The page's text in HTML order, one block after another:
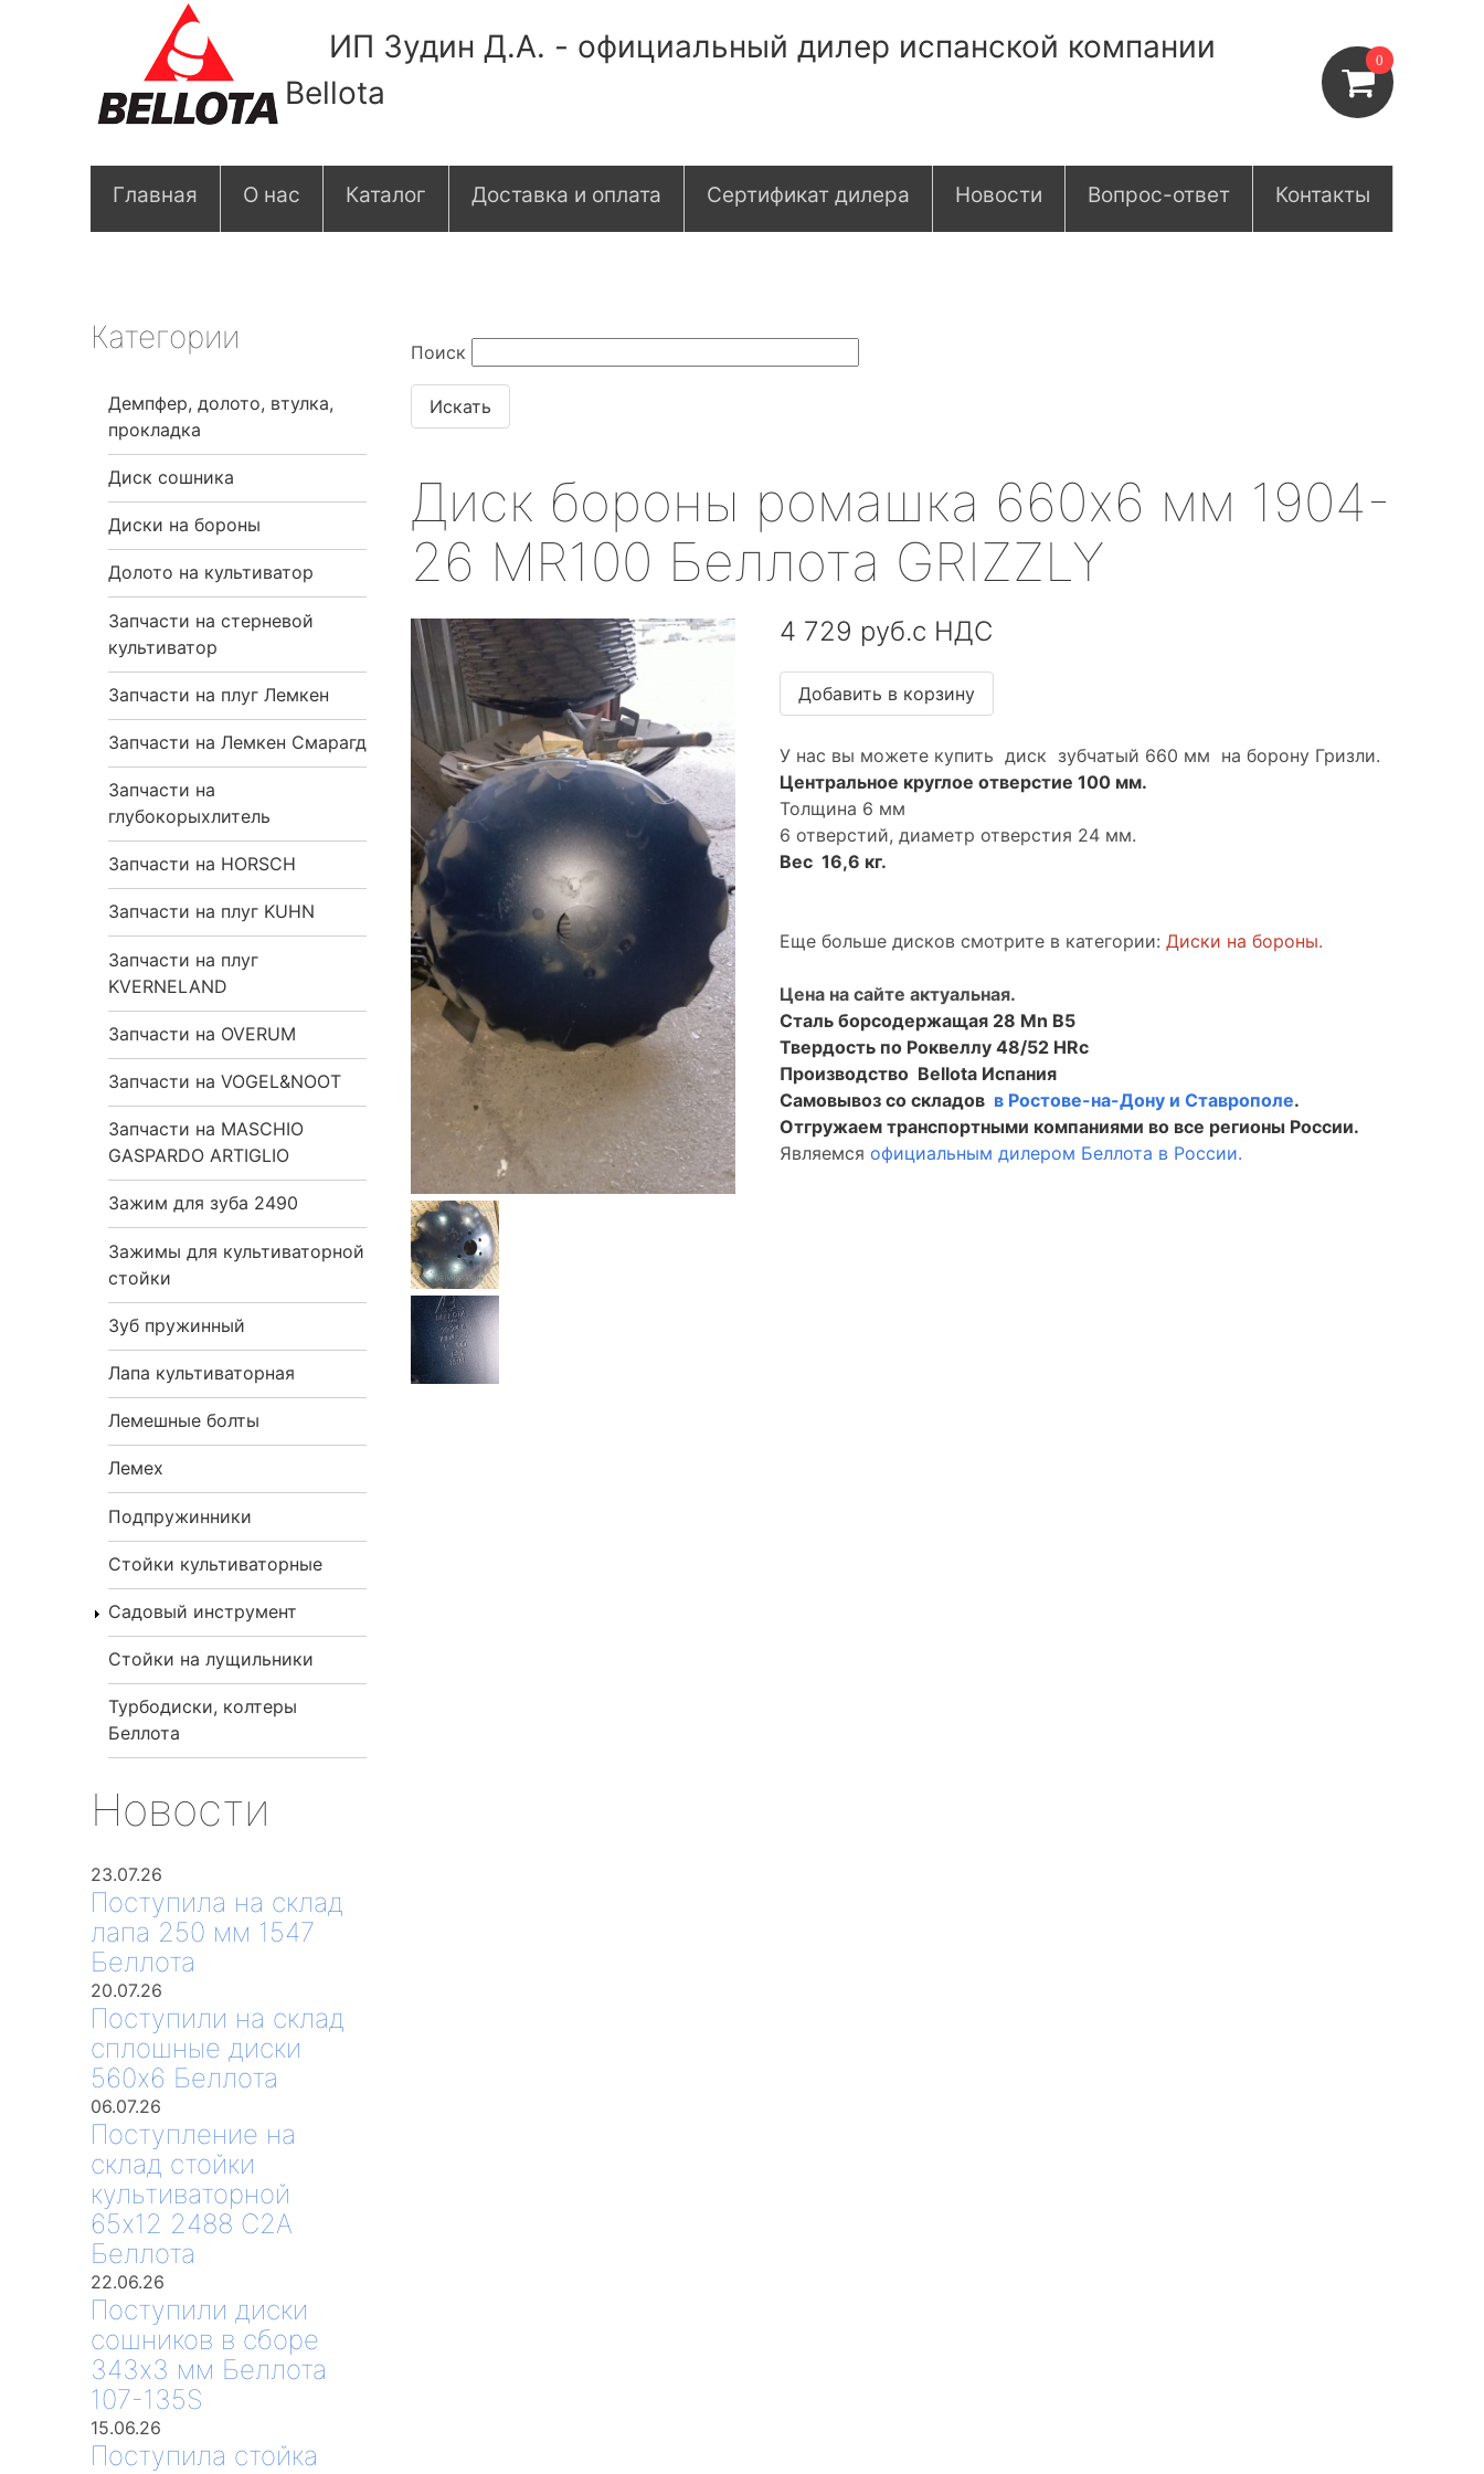
ИП Зудин Д.А. - официальный дилер испанской компании
Bellota
0
О
с
о
в
н
а
я
н
а
в
и
г
а
ц
и
я
Главная О нас Каталог Доставка и оплата Сертификат дилера Новости Вопрос-ответ Контакты
Поиск
Диск бороны ромашка 660х6 мм 1904-
26 MR100 Беллота GRIZZLY
4 729 руб.с НДС
У нас вы можете купить диск зубчатый 660 мм на борону Гризли.
Центральное круглое отверстие 100 мм.
Толщина 6 мм
6 отверстий, диаметр отверстия 24 мм.
Вес 16,6 кг.
Еще больше дисков смотрите в категории: Диски на бороны.
Цена на сайте актуальная.
Сталь борсодержащая 28 Mn B5
Твердость по Роквеллу 48/52 HRc
Производство Bellota Испания
Самовывоз со складов в Ростове-на-Дону и Ставрополе.
Отгружаем транспортными компаниями во все регионы России.
Являемся официальным дилером Беллота в России.
Категории
Демпфер, долото, втулка,
прокладка
Диск сошника
Диски на бороны
Долото на культиватор
Запчасти на стерневой
культиватор
Запчасти на плуг Лемкен
Запчасти на Лемкен Смарагд
Запчасти на
глубокорыхлитель
Запчасти на HORSCH
Запчасти на плуг KUHN
Запчасти на плуг
KVERNELAND
Запчасти на OVERUM
Запчасти на VOGEL&NOOT
Запчасти на MASCHIO
GASPARDO ARTIGLIO
Зажим для зуба 2490
Зажимы для культиваторной
стойки
Зуб пружинный
Лапа культиваторная
Лемешные болты
Лемех
Подпружинники
Стойки культиваторные
Садовый инструмент
Стойки на лущильники
Турбодиски, колтеры
Беллота
Новости
23.07.26
Поступила на склад
лапа 250 мм 1547
Беллота
20.07.26
Поступили на склад
сплошные диски
560х6 Беллота
06.07.26
Поступление на
склад стойки
культиваторной
65х12 2488 С2А
Беллота
22.06.26
Поступили диски
сошников в сборе
343х3 мм Беллота
107-135S
15.06.26
Поступила стойка